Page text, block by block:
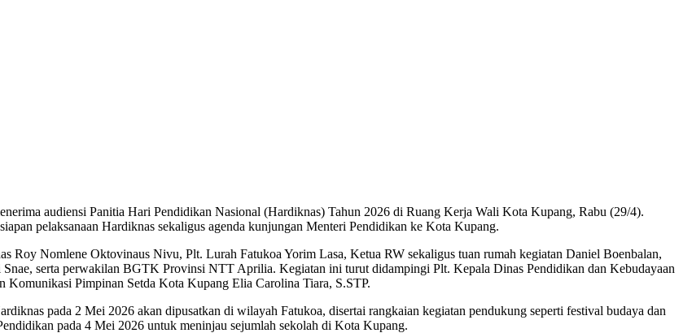
audiensi Panitia Hari Pendidikan Nasional (Hardiknas) Tahun 2026 di Ruang Kerja Wali Kota Kupang, Rabu (29/4).
pelaksanaan Hardiknas sekaligus agenda kunjungan Menteri Pendidikan ke Kota Kupang.
Roy Nomlene Oktovinaus Nivu, Plt. Lurah Fatukoa Yorim Lasa, Ketua RW sekaligus tuan rumah kegiatan Daniel Boenbalan,
serta perwakilan BGTK Provinsi NTT Aprilia. Kegiatan ini turut didampingi Plt. Kepala Dinas Pendidikan dan Kebudayaan
Pimpinan Setda Kota Kupang Elia Carolina Tiara, S.STP.
pada 2 Mei 2026 akan dipusatkan di wilayah Fatukoa, disertai rangkaian kegiatan pendukung seperti festival budaya dan
pada 4 Mei 2026 untuk meninjau sejumlah sekolah di Kota Kupang.